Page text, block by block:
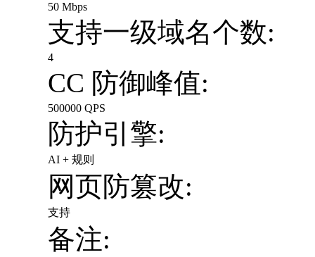
50 Mbps
支持一级域名个数:
4
CC 防御峰值:
500000 QPS
防护引擎:
AI + 规则
网页防篡改:
支持
备注: